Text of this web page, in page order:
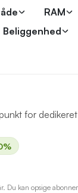
RAM
Beliggenhed
for
Du kan opsige